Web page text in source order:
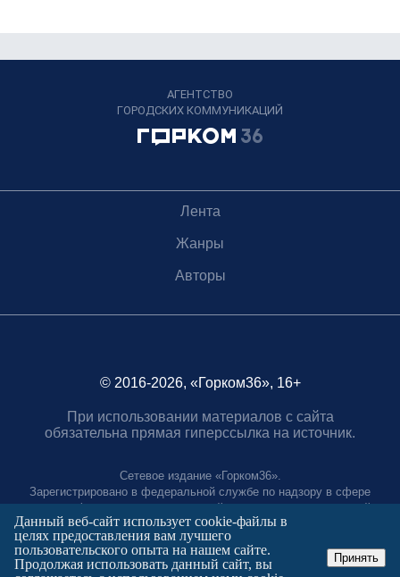
АГЕНТСТВО
ГОРОДСКИХ КОММУНИКАЦИЙ
Лента
Жанры
Авторы
© 2016-2026, «Горком36», 16+
При использовании материалов с сайта
обязательна прямая гиперссылка на источник.
Сетевое издание «Горком36».
Зарегистрировано в федеральной службе по надзору в сфере
связи, информационных технологий и массовых коммуникаций.
Регистрационный номер ЭЛ № ФС77-88966 от 21 января 2025 г.
Учредитель: Муниципальное автономное учреждение "Агентство
городских коммуникаций"
Главный редактор:
Данный веб-сайт использует cookie-файлы в
целях предоставления вам лучшего
пользовательского опыта на нашем сайте.
Продолжая использовать данный сайт, вы
Принять